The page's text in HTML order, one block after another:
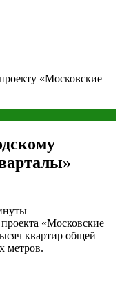
«Московские
«Московские
квартир общей
метров.